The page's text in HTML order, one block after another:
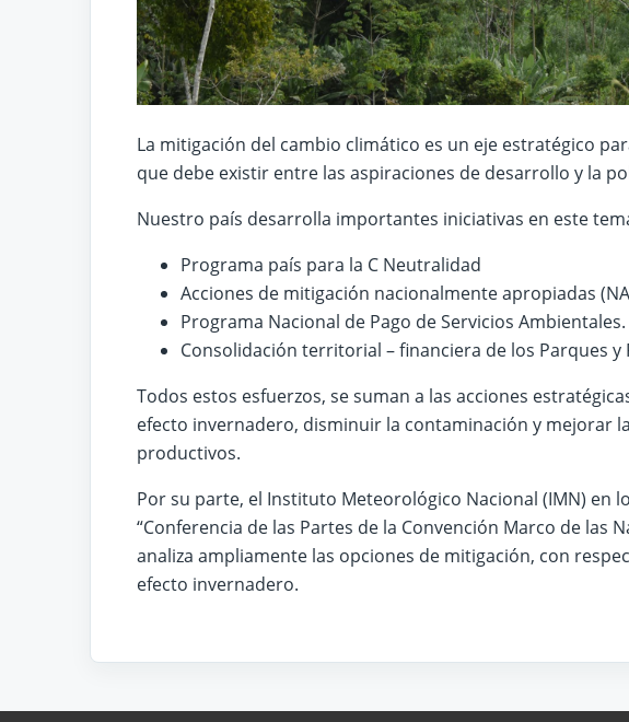
La mitigación del cambio climático es un eje estratégico
que debe existir entre las aspiraciones de desarrollo y la
Nuestro país desarrolla importantes iniciativas en este
Programa país para la C Neutralidad
Acciones de mitigación nacionalmente apropiadas
Programa Nacional de Pago de Servicios Ambientales.
Consolidación territorial – financiera de los Parques y
Todos estos esfuerzos, se suman a las acciones
efecto invernadero, disminuir la contaminación y mejorar
productivos.
Por su parte, el Instituto Meteorológico Nacional (IMN) en
“Conferencia de las Partes de la Convención Marco de las
analiza ampliamente las opciones de mitigación, con
efecto invernadero.